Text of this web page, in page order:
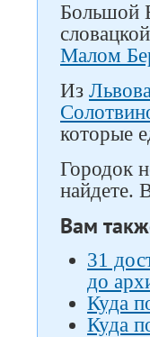
Большой
Малом
Из
которые
Городок
найдете.
Вам
31
до
Куда
Куда